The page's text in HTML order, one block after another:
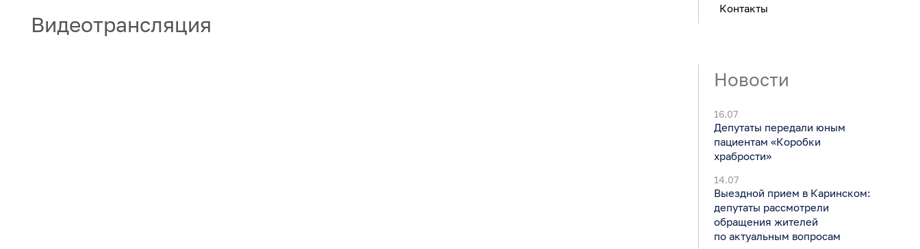
Видеотрансляция
Контакты
Новости
16.07
Депутаты передали юным
пациентам «Коробки
храбрости»
14.07
Выездной прием в Каринском:
депутаты рассмотрели
обращения жителей
по актуальным вопросам